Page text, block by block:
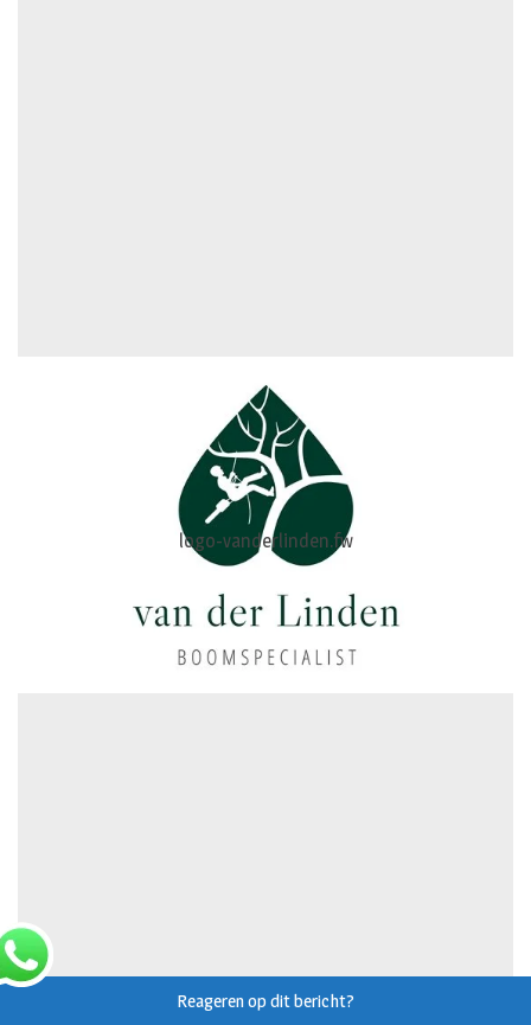
diercentrum
Reageren op dit bericht?